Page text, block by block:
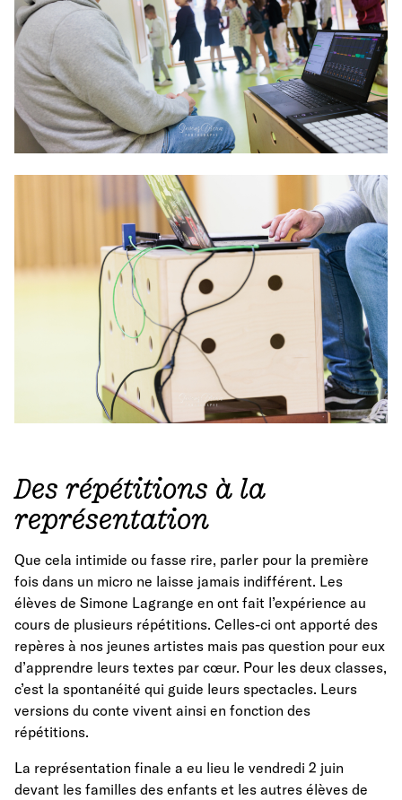
Des répétitions à la
représentation
Que cela intimide ou fasse rire, parler pour la première
fois dans un micro ne laisse jamais indifférent. Les
élèves de Simone Lagrange en ont fait l’expérience au
cours de plusieurs répétitions. Celles-ci ont apporté des
repères à nos jeunes artistes mais pas question pour eux
d’apprendre leurs textes par cœur. Pour les deux classes,
c’est la spontanéité qui guide leurs spectacles. Leurs
versions du conte vivent ainsi en fonction des
répétitions.
La représentation finale a eu lieu le vendredi 2 juin
devant les familles des enfants et les autres élèves de